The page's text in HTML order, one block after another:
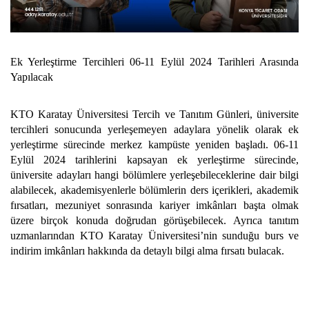
Ek Yerleştirme Tercihleri 06-11 Eylül 2024 Tarihleri Arasında
Yapılacak
KTO Karatay Üniversitesi Tercih ve Tanıtım Günleri, üniversite
tercihleri sonucunda yerleşemeyen adaylara yönelik olarak ek
yerleştirme sürecinde merkez kampüste yeniden başladı. 06-11
Eylül 2024 tarihlerini kapsayan ek yerleştirme sürecinde,
üniversite adayları hangi bölümlere yerleşebileceklerine dair bilgi
alabilecek, akademisyenlerle bölümlerin ders içerikleri, akademik
fırsatları, mezuniyet sonrasında kariyer imkânları başta olmak
üzere birçok konuda doğrudan görüşebilecek. Ayrıca tanıtım
uzmanlarından KTO Karatay Üniversitesi’nin sunduğu burs ve
indirim imkânları hakkında da detaylı bilgi alma fırsatı bulacak.